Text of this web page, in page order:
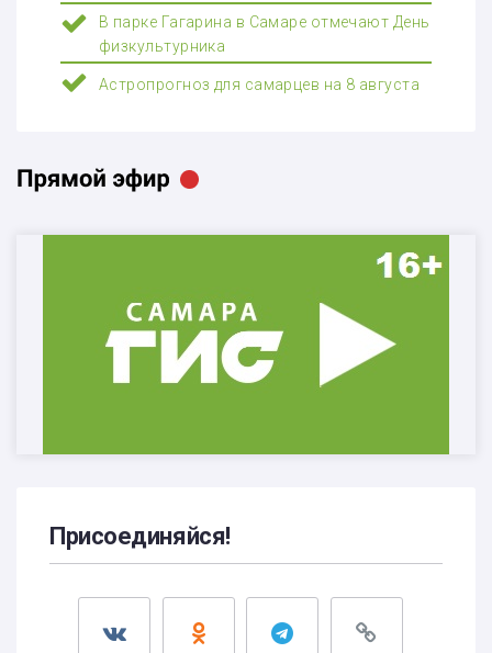
В парке Гагарина в Самаре отмечают День
физкультурника
Астропрогноз для самарцев на 8 августа
Присоединяйся!